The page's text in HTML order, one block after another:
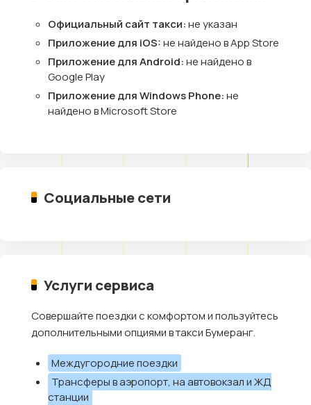
Официальный сайт такси:не указан
Приложение для iOS:не найдено в App Store
Приложение для Android:не найдено в
Google Play
Приложение для Windows Phone:не
найдено в Microsoft Store
Социальные сети
Услуги сервиса
Совершайте поездки с комфортом и пользуйтесь
дополнительными опциями в такси Бумеранг.
Междугородние поездки
Трансферы в аэропорт, на автовокзал и ЖД
станции